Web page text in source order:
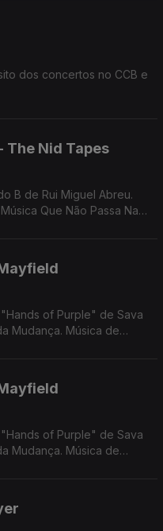
dos concertos no CCB e
The Nid Tapes
B de Rui Miguel Abreu.
Que Não Passa Na
of Purple" de Sava
Mudança. Música de
of Purple" de Sava
Mudança. Música de